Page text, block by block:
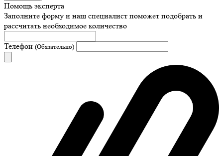
Помощь эксперта
Заполните форму и наш специалист поможет подобрать и
рассчитать необходимое количество
Телефон (Обязательно)